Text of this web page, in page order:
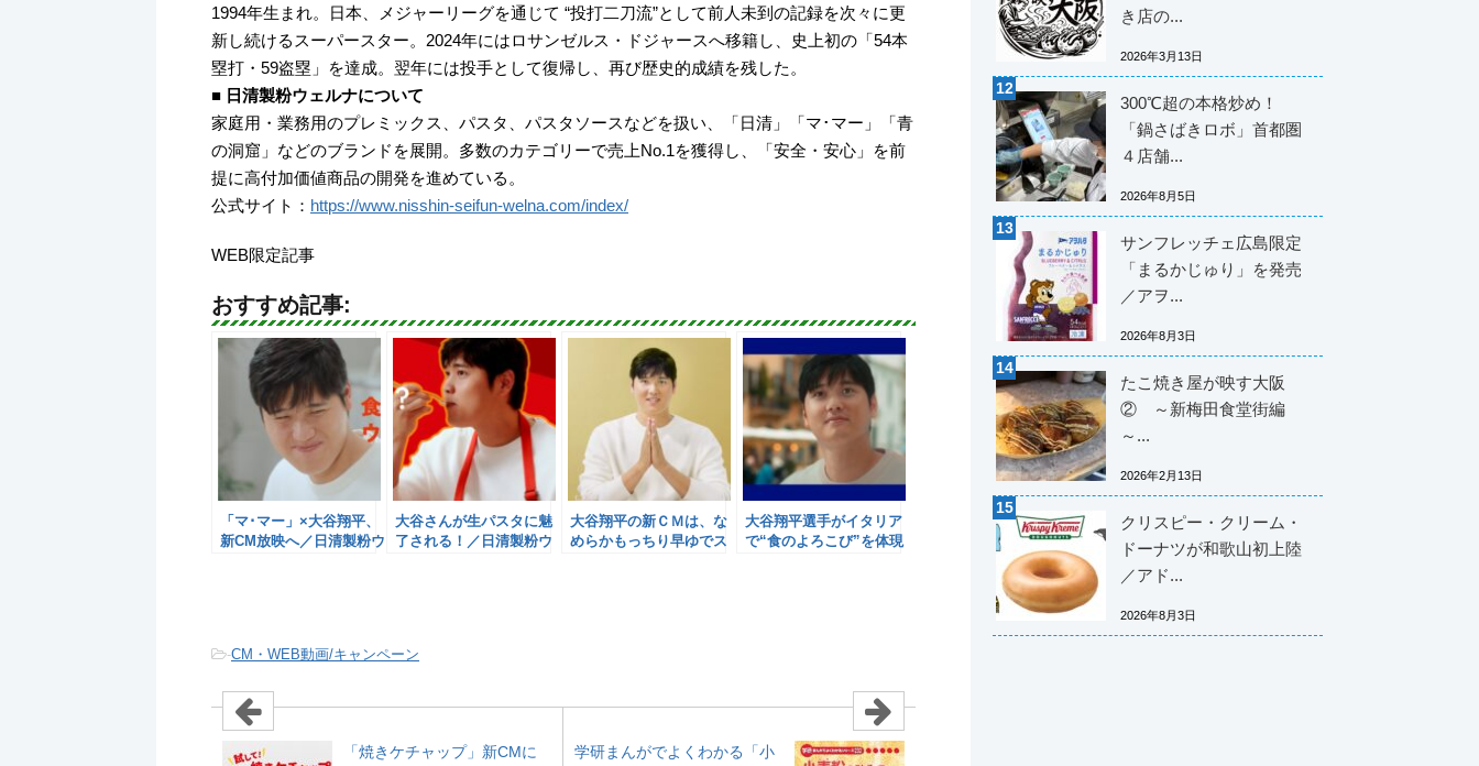
1994年生まれ。日本、メジャーリーグを通じて “投打二刀流”として前人未到の記録を次々に更
新し続けるスーパースター。2024年にはロサンゼルス・ドジャースへ移籍し、史上初の「54本
塁打・59盗塁」を達成。翌年には投手として復帰し、再び歴史的成績を残した。
■ 日清製粉ウェルナについて
家庭用・業務用のプレミックス、パスタ、パスタソースなどを扱い、「日清」「マ･マー」「青
の洞窟」などのブランドを展開。多数のカテゴリーで売上No.1を獲得し、「安全・安心」を前
提に高付加価値商品の開発を進めている。
公式サイト： https://www.nisshin-seifun-welna.com/index/
WEB限定記事
おすすめ記事:
「マ･マー」×大谷翔平、
新CM放映へ／日清製粉ウ
大谷さんが生パスタに魅
了される！／日清製粉ウ
大谷翔平の新ＣＭは、な
めらかもっちり早ゆでス
大谷翔平選手がイタリア
で“食のよろこび”を体現
-CM・WEB動画/キャンペーン
「焼きケチャップ」新CMに
学研まんがでよくわかる「小
き店の...
2026年3月13日
300℃超の本格炒め！
「鍋さばきロボ」首都圏
４店舗...
2026年8月5日
サンフレッチェ広島限定
「まるかじゅり」を発売
／アヲ...
2026年8月3日
たこ焼き屋が映す大阪
② ～新梅田食堂街編
～...
2026年2月13日
クリスピー・クリーム・
ドーナツが和歌山初上陸
／アド...
2026年8月3日